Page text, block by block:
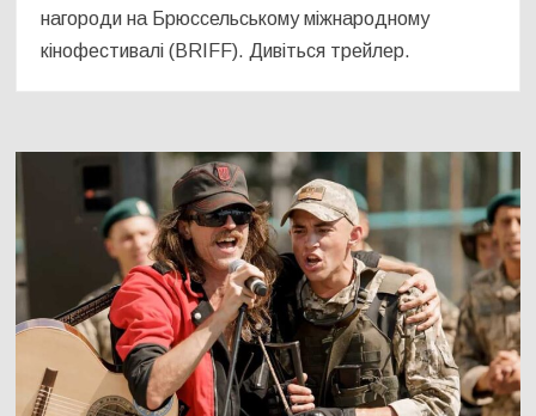
нагороди на Брюссельському міжнародному
кінофестивалі (BRIFF). Дивіться трейлер.